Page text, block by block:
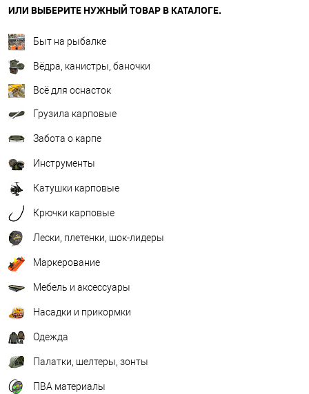
ИЛИ ВЫБЕРИТЕ НУЖНЫЙ ТОВАР В КАТАЛОГЕ.
Быт на рыбалке
Вёдра, канистры, баночки
Всё для оснасток
Грузила карповые
Забота о карпе
Инструменты
Катушки карповые
Крючки карповые
Лески, плетенки, шок-лидеры
Маркерование
Мебель и аксессуары
Насадки и прикормки
Одежда
Палатки, шелтеры, зонты
ПВА материалы